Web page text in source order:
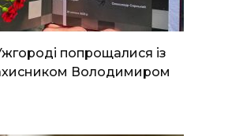
попрощалися із
Володимиром